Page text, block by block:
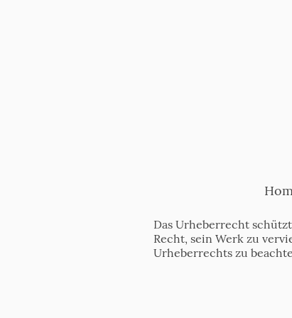
Das Urheberrecht
Recht, sein Werk zu
Urheberrechts zu